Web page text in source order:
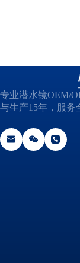
专业潜水镜OEM/
与生产15年，服务